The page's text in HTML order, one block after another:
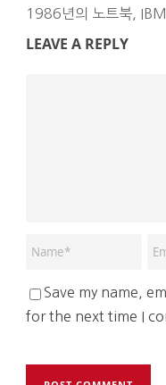
1986년의 노트북,
LEAVE A REPLY
Save my name,
for the next time I